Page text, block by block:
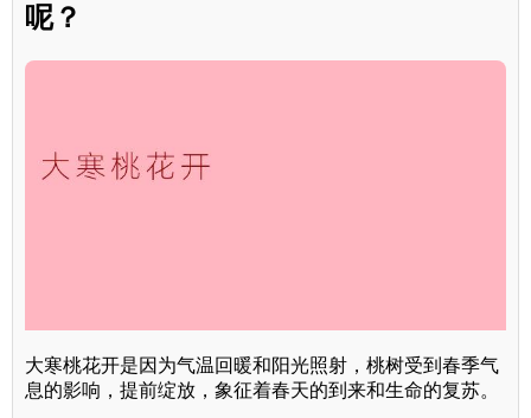
呢？
大寒桃花开是因为气温回暖和阳光照射，桃树受到春季气
息的影响，提前绽放，象征着春天的到来和生命的复苏。